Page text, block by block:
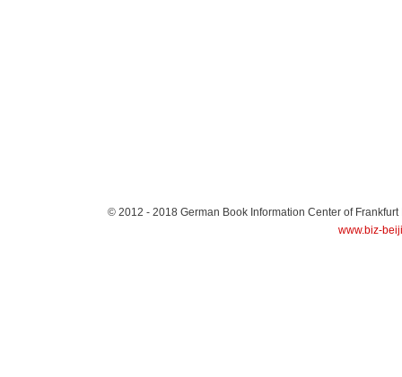
© 2012 - 2018 German Book Information Center of Frankfurt
www.biz-